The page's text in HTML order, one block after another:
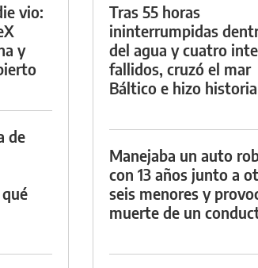
vio:
y
de
Tras 55 horas
ininterrumpidas
del agua y cuatro
fallidos, cruzó el mar
Báltico e hizo historia
Manejaba un auto
con 13 años junto a
seis menores y
muerte de un